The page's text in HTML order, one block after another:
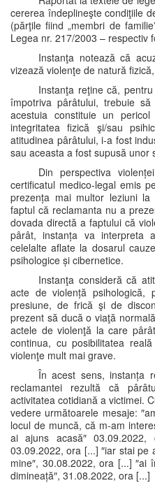
cererea îndeplineşte condiţiile
(părţile fiind „membri de
Legea nr. 217/2003 – respectiv
Instanţa notează că
vizează violenţe de natură
Instanţa reţine că,
împotriva pârâtului, trebuie să
acestuia constituie un
integritatea fizică şi/sau
atitudinea pârâtului, i-a fost
sau aceasta a fost supusă unor
Din perspectiva
certificatul medico-legal emis
prezența mai multor leziuni
faptul că reclamanta nu a
dovada directă a faptului că
pârât, instanța va interpreta
celelalte aflate la dosarul
psihologice și cibernetice.
Instanţa consideră că
acte de violență psihologică,
presiune, de frică şi de
prezent să ducă o viaţă
actele de violenţă la care
continua, cu posibilitatea
violenţe mult mai grave.
În acest sens, instanța
reclamantei rezultă că
activitatea cotidiană a victimei.
vedere următoarele mesaje:
locul de muncă, că m-am
ai ajuns acasă″
03.09.2022, ora [...] ″iar stai pe
mine″, 30.08.2022, ora [...]
dimineață″, 31.08.2022, ora [...]